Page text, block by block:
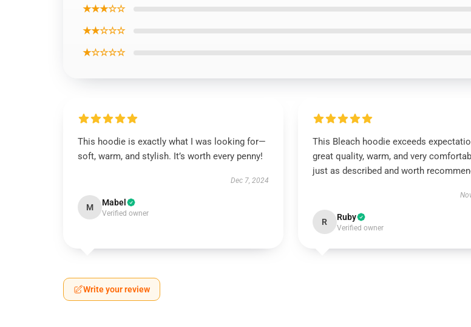
★★★☆☆
★★☆☆☆
★☆☆☆☆
This hoodie is exactly what I was looking for—
soft, warm, and stylish. It’s worth every penny!
Dec 7, 2024
M Mabel
Verified owner
This Bleach hoodie exceeds
great quality, warm, and very
just as described and worth
R Ruby
Verified owner
Write your review